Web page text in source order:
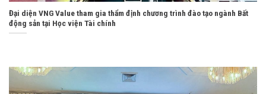
Đại diện VNG Value tham gia thẩm định chương trình đào tạo ngành Bất
động sản tại Học viện Tài chính